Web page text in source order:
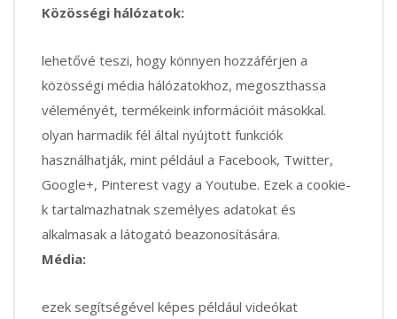
Közösségi hálózatok:
lehetővé teszi, hogy könnyen hozzáférjen a
közösségi média hálózatokhoz, megoszthassa
véleményét, termékeink információit másokkal.
olyan harmadik fél által nyújtott funkciók
használhatják, mint például a Facebook, Twitter,
Google+, Pinterest vagy a Youtube. Ezek a cookie-
k tartalmazhatnak személyes adatokat és
alkalmasak a látogató beazonosítására.
Média:
ezek segítségével képes például videókat